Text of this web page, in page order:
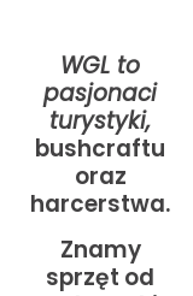
WGL to
pasjonaci
turystyki,
bushcraftu
oraz
harcerstwa.
Znamy
sprzęt od